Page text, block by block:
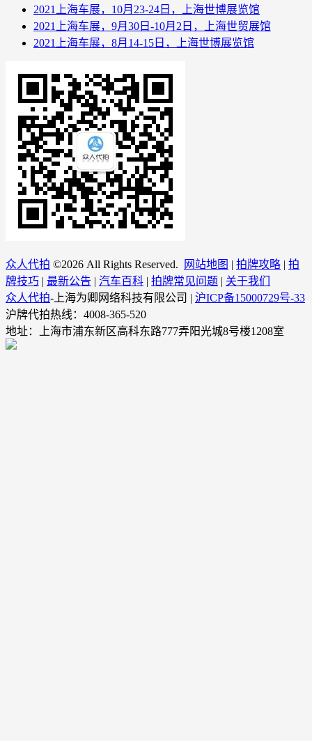
2021上海车展，10月23-24日，上海世博展览馆
2021上海车展，9月30日-10月2日，上海世贸展馆
2021上海车展，8月14-15日，上海世博展览馆
众人代拍 ©2026 All Rights Reserved. 网站地图 | 拍牌攻略 | 拍
牌技巧 | 最新公告 | 汽车百科 | 拍牌常见问题 | 关于我们
众人代拍-上海为卿网络科技有限公司 | 沪ICP备15000729号-33
沪牌代拍热线：4008-365-520
地址：上海市浦东新区高科东路777弄阳光城8号楼1208室